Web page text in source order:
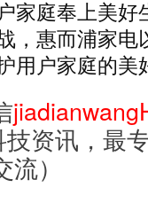
家庭奉上美好
，惠而浦家电
用户家庭的美
技资讯，最
）